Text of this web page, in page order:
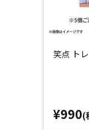
笑点 ト
¥990(